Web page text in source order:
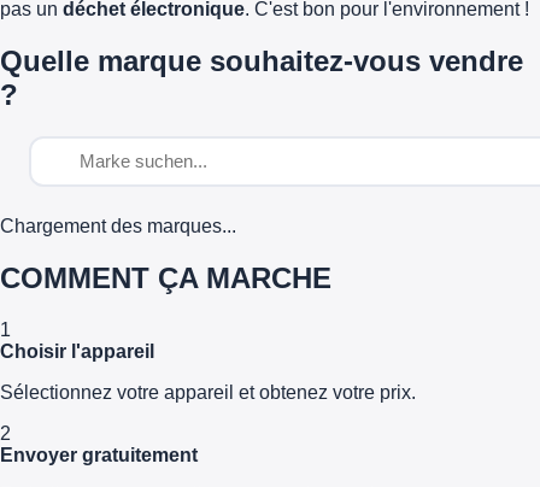
pas un déchet électronique. C'est bon pour l'environnement !
Quelle marque souhaitez-vous vendre
?
Chargement des marques...
COMMENT ÇA MARCHE
1
Choisir l'appareil
Sélectionnez votre appareil et obtenez votre prix.
2
Envoyer gratuitement